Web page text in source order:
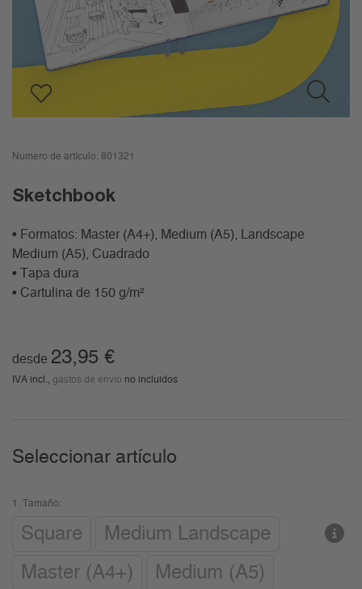
Número de artículo: 801321
Sketchbook
• Formatos: Master (A4+), Medium (A5), Landscape
Medium (A5), Cuadrado
• Tapa dura
• Cartulina de 150 g/m²
desde 23,95 €
IVA incl., gastos de envío no incluidos
Seleccionar artículo
1. Tamaño:
Square
Medium Landscape
Master (A4+)
Medium (A5)